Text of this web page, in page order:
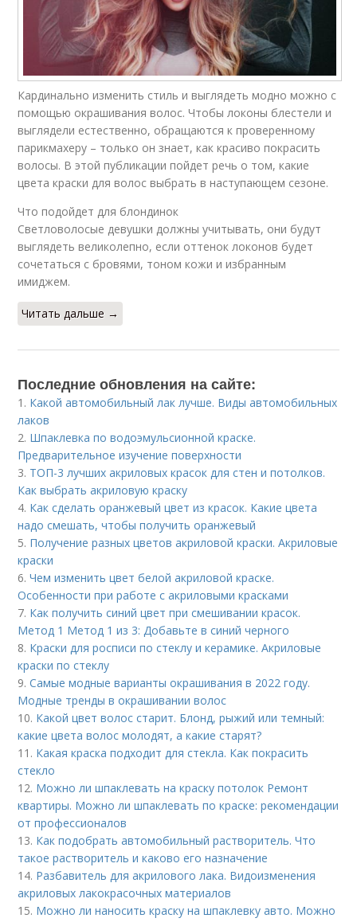
Кардинально изменить стиль и выглядеть модно можно с
помощью окрашивания волос. Чтобы локоны блестели и
выглядели естественно, обращаются к проверенному
парикмахеру – только он знает, как красиво покрасить
волосы. В этой публикации пойдет речь о том, какие
цвета краски для волос выбрать в наступающем сезоне.
Что подойдет для блондинок
Светловолосые девушки должны учитывать, они будут
выглядеть великолепно, если оттенок локонов будет
сочетаться с бровями, тоном кожи и избранным
имиджем.
Читать дальше →
Последние обновления на сайте:
1. Какой автомобильный лак лучше. Виды автомобильных
лаков
2. Шпаклевка по водоэмульсионной краске.
Предварительное изучение поверхности
3. ТОП-3 лучших акриловых красок для стен и потолков.
Как выбрать акриловую краску
4. Как сделать оранжевый цвет из красок. Какие цвета
надо смешать, чтобы получить оранжевый
5. Получение разных цветов акриловой краски. Акриловые
краски
6.Чем изменить цвет белой акриловой краске.
Особенности при работе с акриловыми красками
7. Как получить синий цвет при смешивании красок.
Метод 1 Метод 1 из 3: Добавьте в синий черного
8. Краски для росписи по стеклу и керамике. Акриловые
краски по стеклу
9.Самые модные варианты окрашивания в 2022 году.
Модные тренды в окрашивании волос
10. Какой цвет волос старит. Блонд, рыжий или темный:
какие цвета волос молодят, а какие старят?
11. Какая краска подходит для стекла. Как покрасить
стекло
12. Можно ли шпаклевать на краску потолок Ремонт
квартиры. Можно ли шпаклевать по краске: рекомендации
от профессионалов
13. Как подобрать автомобильный растворитель. Что
такое растворитель и каково его назначение
14. Разбавитель для акрилового лака. Видоизменения
акриловых лакокрасочных материалов
15. Можно ли наносить краску на шпаклевку авто. Можно